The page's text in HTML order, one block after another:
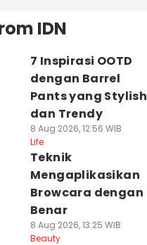
IDN
7 Inspirasi OOTD
dengan Barrel
Pants yang Stylish
dan Trendy
8 Aug 2026, 12:56 WIB
Life
Teknik
Mengaplikasikan
Browcara dengan
Benar
8 Aug 2026, 13:25 WIB
Beauty